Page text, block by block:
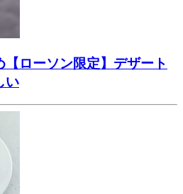
ローソン限定】デザート
い